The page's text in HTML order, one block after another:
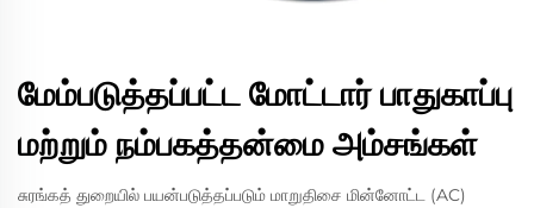
மேம்படுத்தப்பட்ட மோட்டார் பாதுகாப்பு
மற்றும் நம்பகத்தன்மை அம்சங்கள்
சுரங்கத் துறையில் பயன்படுத்தப்படும் மாறுதிசை மின்னோட்ட (AC)